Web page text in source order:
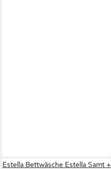
Estella Bettwäsche Estella Samt +